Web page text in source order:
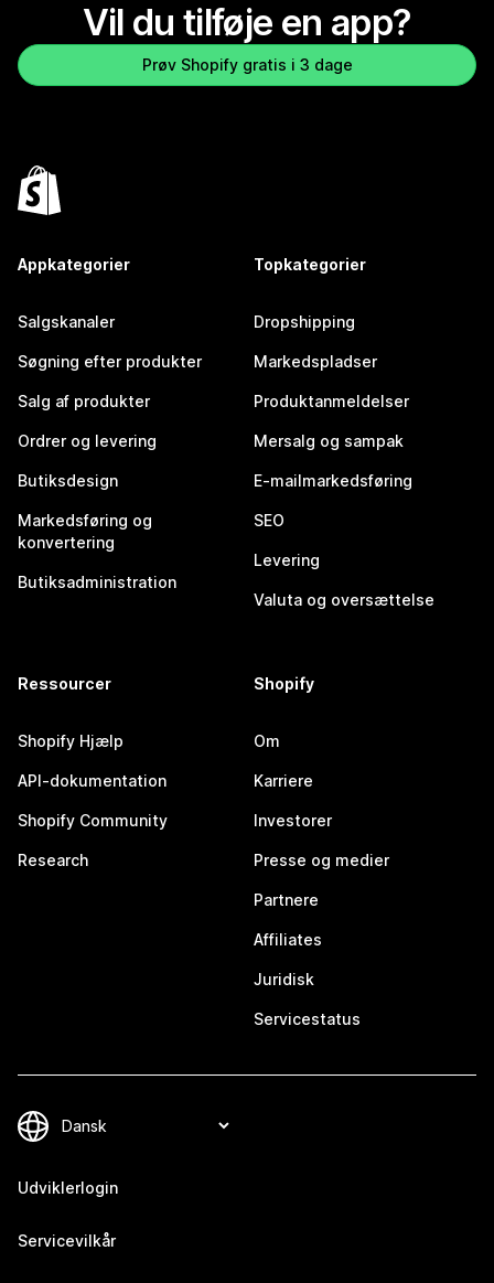
Vil du tilføje en app?
Prøv Shopify gratis i 3 dage
Appkategorier
Salgskanaler
Søgning efter produkter
Salg af produkter
Ordrer og levering
Butiksdesign
Markedsføring og
konvertering
Butiksadministration
Topkategorier
Dropshipping
Markedspladser
Produktanmeldelser
Mersalg og sampak
E-mailmarkedsføring
SEO
Levering
Valuta og oversættelse
Ressourcer
Shopify Hjælp
API-dokumentation
Shopify Community
Research
Shopify
Om
Karriere
Investorer
Presse og medier
Partnere
Affiliates
Juridisk
Servicestatus
Udviklerlogin
Servicevilkår